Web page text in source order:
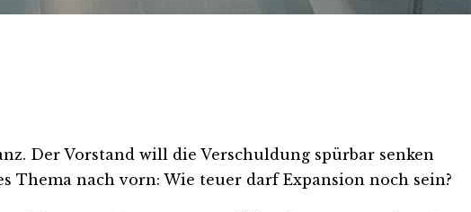
Der Vorstand will die Verschuldung spürbar senken
Thema nach vorn: Wie teuer darf Expansion noch sein?